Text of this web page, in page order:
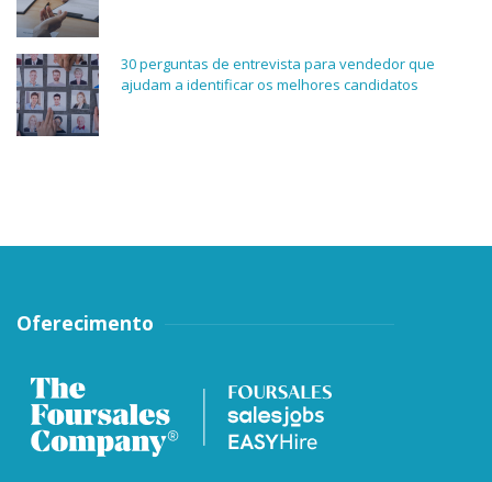
30 perguntas de entrevista para vendedor que
ajudam a identificar os melhores candidatos
Oferecimento